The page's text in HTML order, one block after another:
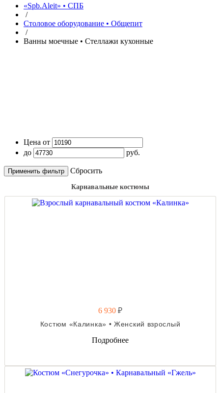
«Spb.Aleit» • СПБ
/
Столовое оборудование • Общепит
/
Ванны моечные • Стеллажи кухонные
Цена от
до
руб.
Cбросить
Карнавальные костюмы
6 930 ₽
Костюм «Калинка» • Женский взрослый
Подробнее